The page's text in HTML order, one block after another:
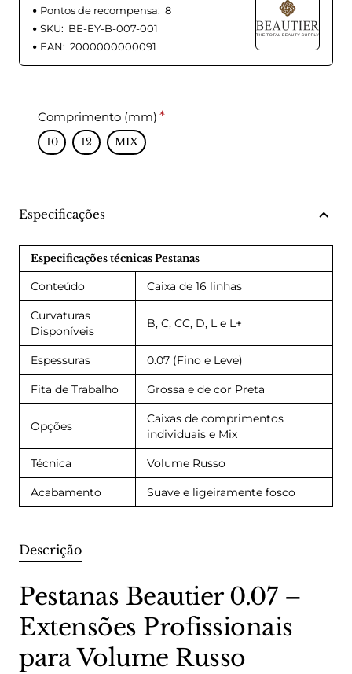
Pontos de recompensa: 8
SKU: BE-EY-B-007-001
EAN: 2000000000091
Comprimento (mm)
10 12 MIX
Especificações
Especificações técnicas Pestanas
Conteúdo Caixa de 16 linhas
Curvaturas
Disponíveis
B, C, CC, D, L e L+
Espessuras 0.07 (Fino e Leve)
Fita de Trabalho Grossa e de cor Preta
Opções
Caixas de comprimentos
individuais e Mix
Técnica Volume Russo
Acabamento Suave e ligeiramente fosco
Descrição
Pestanas Beautier 0.07 –
Extensões Profissionais
para Volume Russo